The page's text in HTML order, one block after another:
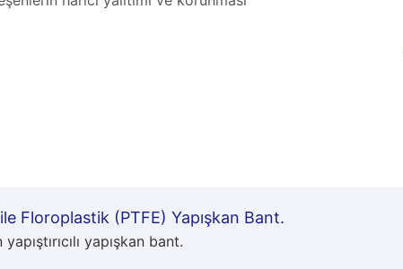
Floroplastik (PTFE) Yapışkan Bant.
yapışkan bant.